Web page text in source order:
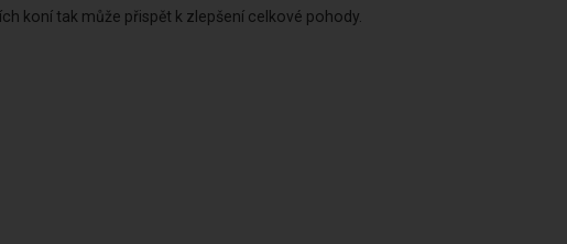
koní tak může přispět k zlepšení celkové pohody.